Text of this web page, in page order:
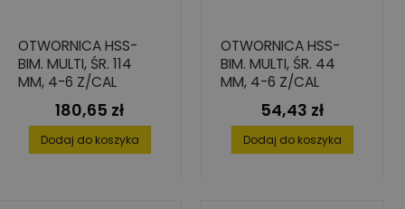
OTWORNICA HSS-
BIM. MULTI, ŚR. 114
MM, 4-6 Z/CAL
Cena
180,65 zł
Dodaj do koszyka
OTWORNICA HSS-
BIM. MULTI, ŚR. 44
MM, 4-6 Z/CAL
Cena
54,43 zł
Dodaj do koszyka